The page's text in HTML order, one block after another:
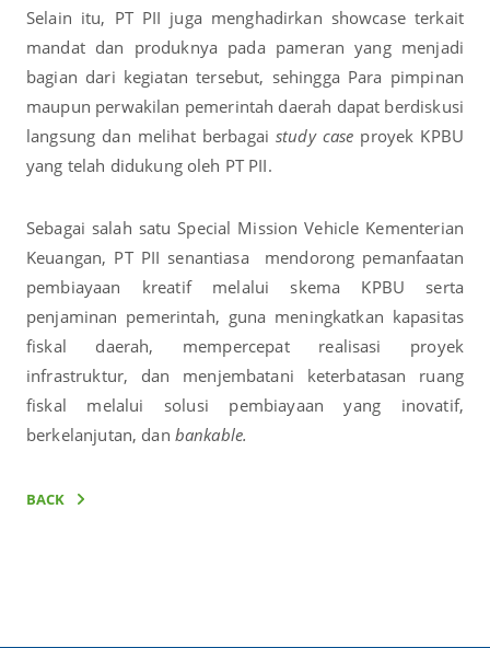
Selain itu, PT PII juga menghadirkan showcase terkait
mandat dan produknya pada pameran yang menjadi
bagian dari kegiatan tersebut, sehingga Para pimpinan
maupun perwakilan pemerintah daerah dapat berdiskusi
langsung dan melihat berbagaistudy case proyek KPBU
yang telah didukung oleh PT PII.
Sebagai salah satu Special Mission Vehicle Kementerian
Keuangan, PT PII senantiasa mendorong pemanfaatan
pembiayaan kreatif melalui skema KPBU serta
penjaminan pemerintah, guna meningkatkan kapasitas
fiskal daerah, mempercepat realisasi proyek
infrastruktur, dan menjembatani keterbatasan ruang
fiskal melalui solusi pembiayaan yang inovatif,
berkelanjutan, dan bankable.
BACK